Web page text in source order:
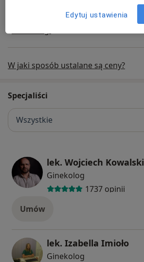
W jaki sposób ustalane są ceny?
Specjaliści
Wszystkie
lek. Wojciech Kowalski
Ginekolog
1737 opinii
Umów
lek. Izabella Imioło
Ginekolog
Edytuj ustawienia